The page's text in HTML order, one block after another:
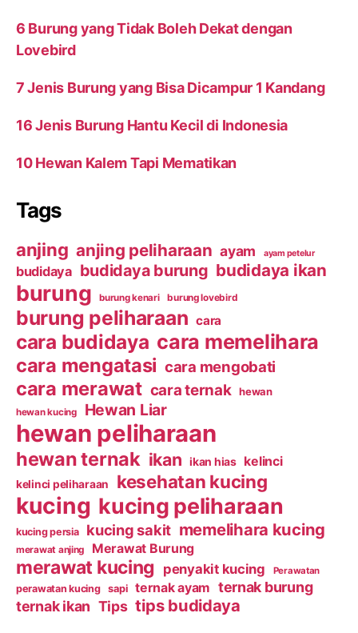
6 Burung yang Tidak Boleh Dekat dengan
Lovebird
7 Jenis Burung yang Bisa Dicampur 1 Kandang
16 Jenis Burung Hantu Kecil di Indonesia
10 Hewan Kalem Tapi Mematikan
Tags
anjing anjing peliharaan ayam ayam petelur
budidaya budidaya burung budidaya ikan
burung burung kenari burung lovebird
burung peliharaan cara
cara budidaya cara memelihara
cara mengatasi cara mengobati
cara merawat cara ternak hewan
hewan kucing Hewan Liar
hewan peliharaan
hewan ternak ikan ikan hias kelinci
kelinci peliharaan kesehatan kucing
kucing kucing peliharaan
kucing persia kucing sakit memelihara kucing
merawat anjing Merawat Burung
merawat kucing penyakit kucing Perawatan
perawatan kucing sapi ternak ayam ternak burung
ternak ikan Tips tips budidaya